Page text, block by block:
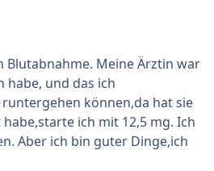
Meine Ärztin war
habe, und das ich
können,da hat sie
ich mit 12,5 mg. Ich
Aber ich bin guter Dinge,ich